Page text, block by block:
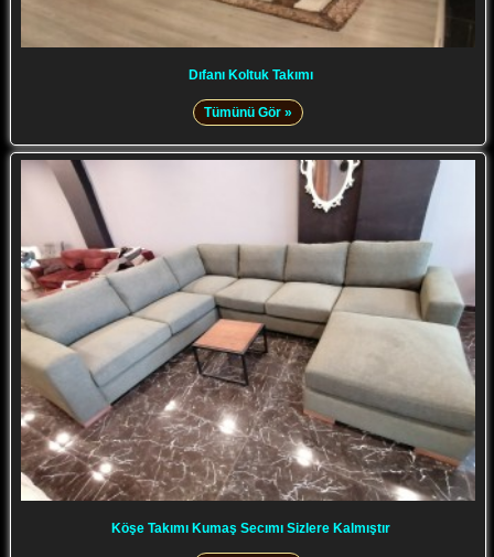
Dıfanı Koltuk Takımı
Tümünü Gör »
Köşe Takımı Kumaş Secımı Sizlere Kalmıştır